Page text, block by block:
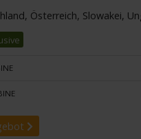
Österreich, Slowakei,